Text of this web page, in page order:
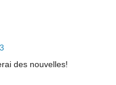
des nouvelles!